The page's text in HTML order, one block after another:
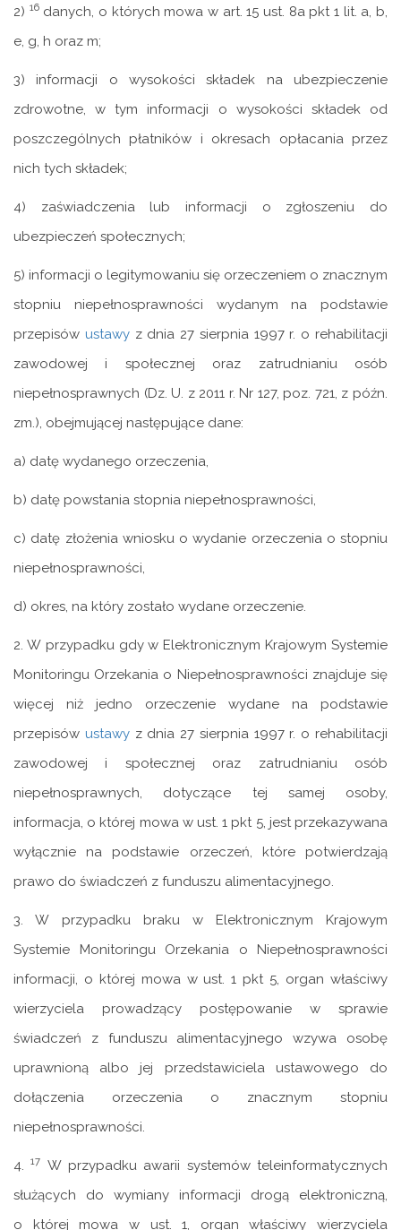
2) 16danych, o których mowa w art. 15 ust. 8a pkt 1 lit. a, b,
e, g, h oraz m;
3) informacji o wysokości składek na ubezpieczenie
zdrowotne, w tym informacji o wysokości składek od
poszczególnych płatników i okresach opłacania przez
nich tych składek;
4) zaświadczenia lub informacji o zgłoszeniu do
ubezpieczeń społecznych;
5) informacji o legitymowaniu się orzeczeniem o znacznym
stopniu niepełnosprawności wydanym na podstawie
przepisów ustawyz dnia 27 sierpnia 1997 r. o rehabilitacji
zawodowej i społecznej oraz zatrudnianiu osób
niepełnosprawnych (Dz. U. z 2011 r. Nr 127, poz. 721, z późn.
zm.), obejmującej następujące dane:
a) datę wydanego orzeczenia,
b) datę powstania stopnia niepełnosprawności,
c) datę złożenia wniosku o wydanie orzeczenia o stopniu
niepełnosprawności,
d) okres, na który zostało wydane orzeczenie.
2. W przypadku gdy w Elektronicznym Krajowym Systemie
Monitoringu Orzekania o Niepełnosprawności znajduje się
więcej niż jedno orzeczenie wydane na podstawie
przepisów ustawyz dnia 27 sierpnia 1997 r. o rehabilitacji
zawodowej i społecznej oraz zatrudnianiu osób
niepełnosprawnych, dotyczące tej samej osoby,
informacja, o której mowa w ust. 1 pkt 5, jest przekazywana
wyłącznie na podstawie orzeczeń, które potwierdzają
prawo do świadczeń z funduszu alimentacyjnego.
3. W przypadku braku w Elektronicznym Krajowym
Systemie Monitoringu Orzekania o Niepełnosprawności
informacji, o której mowa w ust. 1 pkt 5, organ właściwy
wierzyciela prowadzący postępowanie w sprawie
świadczeń z funduszu alimentacyjnego wzywa osobę
uprawnioną albo jej przedstawiciela ustawowego do
dołączenia orzeczenia o znacznym stopniu
niepełnosprawności.
4.17 W przypadku awarii systemów teleinformatycznych
służących do wymiany informacji drogą elektroniczną,
o której mowa w ust. 1, organ właściwy wierzyciela